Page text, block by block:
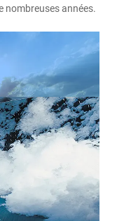
nombreuses années.